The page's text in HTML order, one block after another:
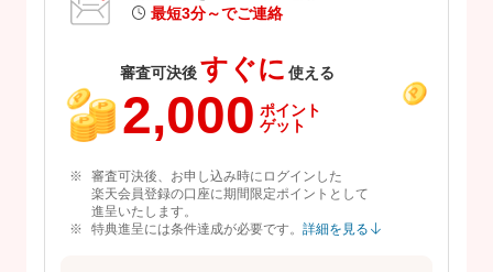
最短3分～でご連絡
審査可決後すぐに 使える
2,000 ポイント
ゲット
審査可決後、お申し込み時にログインした
楽天会員登録の口座に期間限定ポイントとして
進呈いたします。
特典進呈には条件達成が必要です。 詳細を見る